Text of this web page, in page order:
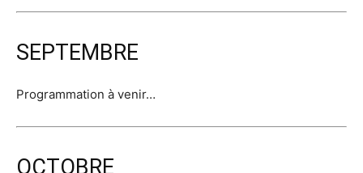
SEPTEMBRE
Programmation à venir…
OCTOBRE